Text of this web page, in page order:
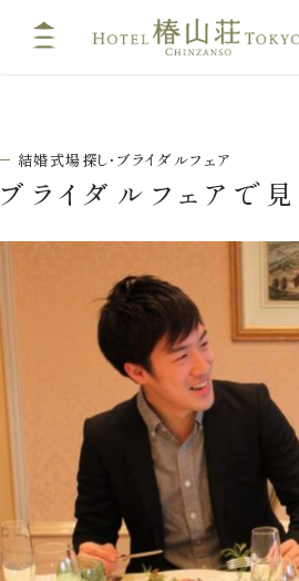
結婚式場探し・ブライダルフェア
ブライダルフェアで見